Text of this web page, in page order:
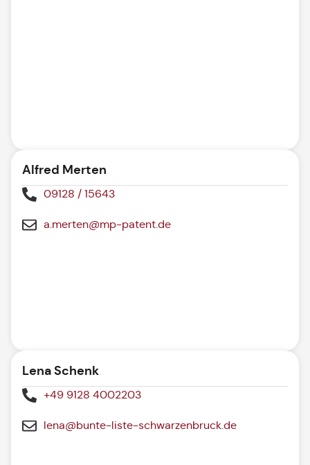
Alfred Merten
09128 / 15643
a.merten@mp-patent.de
Lena Schenk
+49 9128 4002203
lena@bunte-liste-schwarzenbruck.de